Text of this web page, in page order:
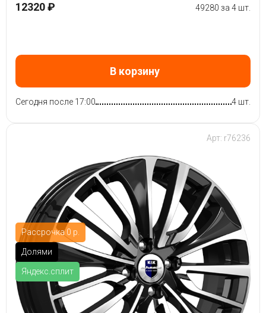
12320 ₽ 49280 за 4 шт.
В корзину
Сегодня после 17:00 4 шт.
Рассрочка 0 р.
Долями
Яндекс.сплит
Арт: r76236